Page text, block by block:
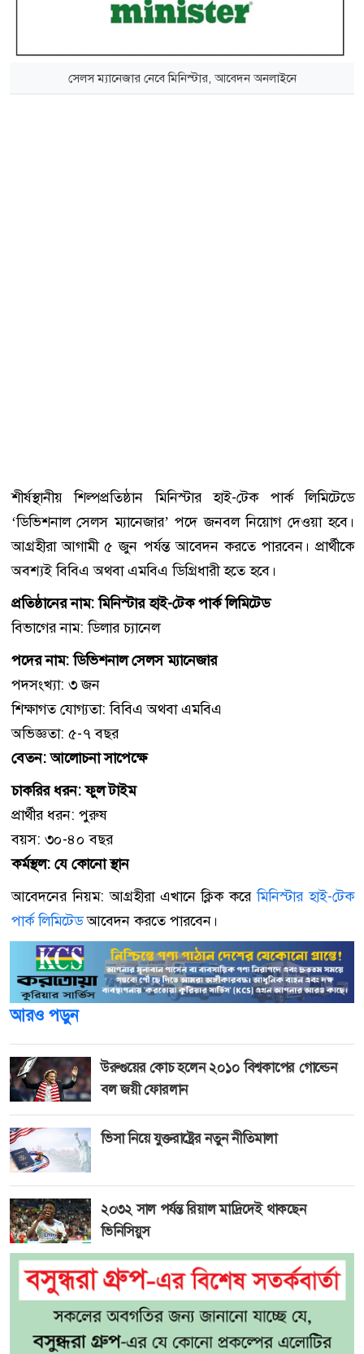
সেলস ম্যানেজার নেবে মিনিস্টার, আবেদন অনলাইনে
শীর্ষস্থানীয় শিল্পপ্রতিষ্ঠান মিনিস্টার হাই-টেক পার্ক লিমিটেডে
‘ডিভিশনাল সেলস ম্যানেজার’ পদে জনবল নিয়োগ দেওয়া হবে।
আগ্রহীরা আগামী ৫ জুন পর্যন্ত আবেদন করতে পারবেন। প্রার্থীকে
অবশ্যই বিবিএ অথবা এমবিএ ডিগ্রিধারী হতে হবে।
প্রতিষ্ঠানের নাম: মিনিস্টার হাই-টেক পার্ক লিমিটেড
বিভাগের নাম: ডিলার চ্যানেল
পদের নাম: ডিভিশনাল সেলস ম্যানেজার
পদসংখ্যা: ৩ জন
শিক্ষাগত যোগ্যতা: বিবিএ অথবা এমবিএ
অভিজ্ঞতা: ৫-৭ বছর
বেতন: আলোচনা সাপেক্ষে
চাকরির ধরন: ফুল টাইম
প্রার্থীর ধরন: পুরুষ
বয়স: ৩০-৪০ বছর
কর্মস্থল: যে কোনো স্থান
আবেদনের নিয়ম: আগ্রহীরা এখানে ক্লিক করেমিনিস্টার হাই-টেক
পার্ক লিমিটেডআবেদন করতে পারবেন।
আরও পড়ুন
উরুগুয়ের কোচ হলেন ২০১০ বিশ্বকাপের গোল্ডেন
বল জয়ী ফোরলান
ভিসা নিয়ে যুক্তরাষ্ট্রের নতুন নীতিমালা
২০৩২ সাল পর্যন্ত রিয়াল মাদ্রিদেই থাকছেন
ভিনিসিয়ুস